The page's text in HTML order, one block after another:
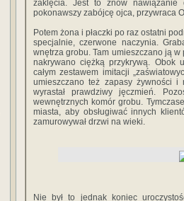
zaklęcia. Jest to znów nawiązanie
pokonawszy zabójcę ojca, przywraca
Potem żona i płaczki po raz ostatni
specjalnie, czerwone naczynia.
wnętrza grobu. Tam umieszczano ją
nakrywano ciężką przykrywą. Obok
całym zestawem imitacji
umieszczano też zapasy żywności
wyrastał prawdziwy jęczmień.
wewnętrznych komór grobu.
miasta, aby obsługiwać innych
zamurowywał drzwi na wieki.
Nie był to jednak koniec